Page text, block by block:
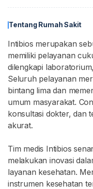
Tentang Rumah Sakit
Intibios merupakan
memiliki pelayanan
dilengkapi
Seluruh pelayanan
bintang lima dan
umum masyarakat.
konsultasi dokter, dan
akurat.
Tim medis Intibios
melakukan inovasi
layanan kesehatan.
instrumen kesehatan